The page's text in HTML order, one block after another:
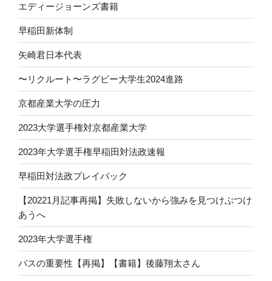
エディージョーンズ書籍
早稲田新体制
矢崎君日本代表
〜リクルート〜ラグビー大学生2024進路
京都産業大学の圧力
2023大学選手権対京都産業大学
2023年大学選手権早稲田対法政速報
早稲田対法政プレイバック
【20221月記事再掲】失敗しないから強みを見つけぶつけ
あうへ
2023年大学選手権
パスの重要性【再掲】【書籍】後藤翔太さん